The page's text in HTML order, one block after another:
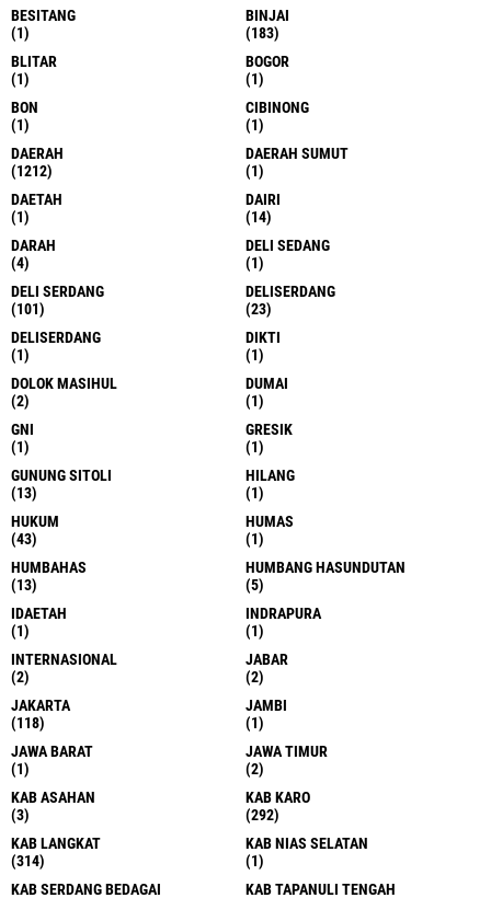
BESITANG
(1)
BINJAI
(183)
BLITAR
(1)
BOGOR
(1)
BON
(1)
CIBINONG
(1)
DAERAH
(1212)
DAERAH SUMUT
(1)
DAETAH
(1)
DAIRI
(14)
DARAH
(4)
DELI SEDANG
(1)
DELI SERDANG
(101)
DELISERDANG
(23)
DELISERDANG
(1)
DIKTI
(1)
DOLOK MASIHUL
(2)
DUMAI
(1)
GNI
(1)
GRESIK
(1)
GUNUNG SITOLI
(13)
HILANG
(1)
HUKUM
(43)
HUMAS
(1)
HUMBAHAS
(13)
HUMBANG HASUNDUTAN
(5)
IDAETAH
(1)
INDRAPURA
(1)
INTERNASIONAL
(2)
JABAR
(2)
JAKARTA
(118)
JAMBI
(1)
JAWA BARAT
(1)
JAWA TIMUR
(2)
KAB ASAHAN
(3)
KAB KARO
(292)
KAB LANGKAT
(314)
KAB NIAS SELATAN
(1)
KAB SERDANG BEDAGAI
KAB TAPANULI TENGAH